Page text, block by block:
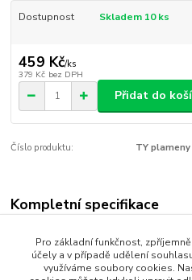
Dostupnost Skladem 10 ks
459 Kč/ks
379 Kč bez DPH
Přidat do
Číslo produktu: TY plameny
Kompletní specifikace
Rozměr - šíře 14cm, délka 21cm.
Pro základní funkčnost,
účely a v případě udělení
využíváme soubory cookies.